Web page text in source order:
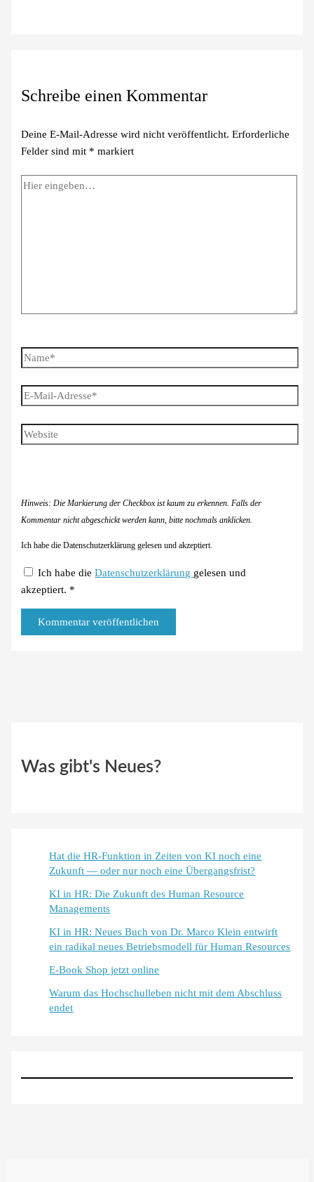
Schreibe einen Kommentar
Deine E-Mail-Adresse wird nicht veröffentlicht. Erforderliche
Felder sind mit * markiert
Hier
Name*
E-
Mail-
Adresse*
Website
Hinweis: Die Markierung der Checkbox ist kaum zu erkennen. Falls der
Kommentar nicht abgeschickt werden kann, bitte nochmals anklicken.
Ich habe die Datenschutzerklärung gelesen und akzeptiert.
Ich habe dieDatenschutzerklärung gelesen und
akzeptiert. *
Was gibt's Neues?
Hat die HR-Funktion in Zeiten von KI noch eine
Zukunft — oder nur noch eine Übergangsfrist?
KI in HR: Die Zukunft des Human Resource
Managements
KI in HR: Neues Buch von Dr. Marco Klein entwirft
ein radikal neues Betriebsmodell für Human Resources
E-Book Shop jetzt online
Warum das Hochschulleben nicht mit dem Abschluss
endet